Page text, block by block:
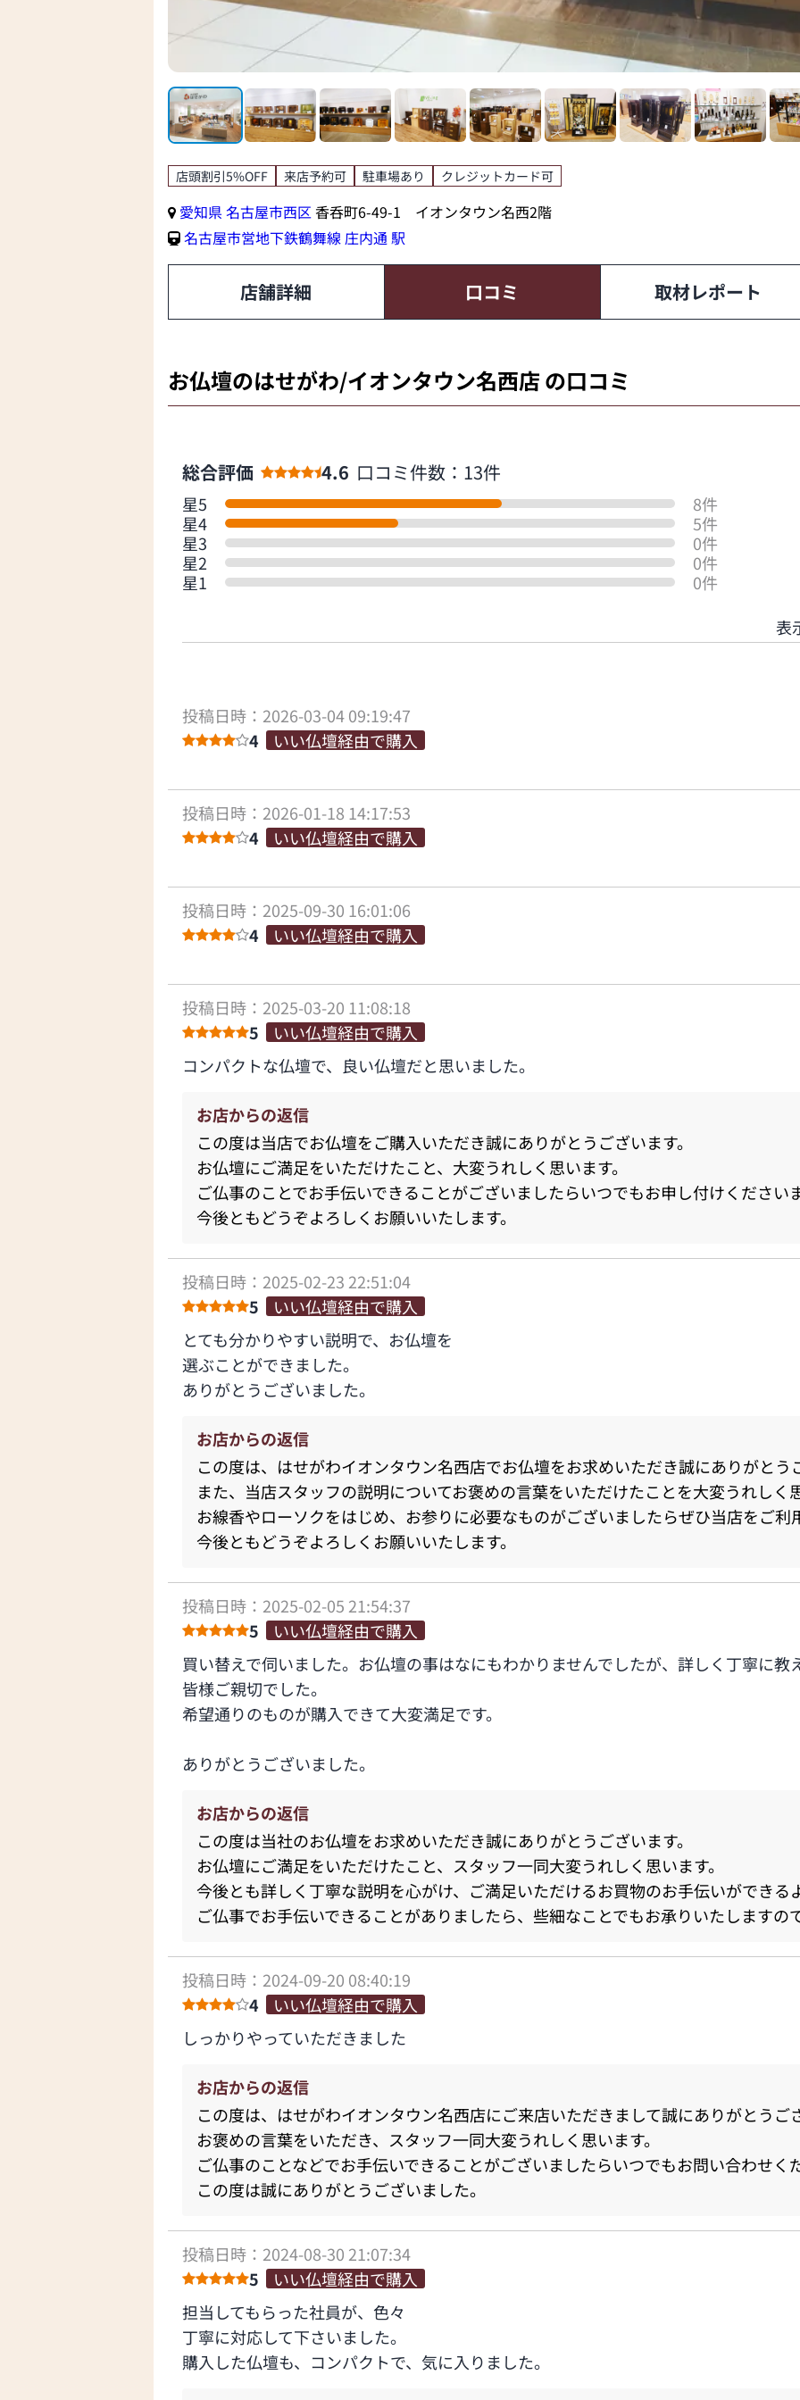
店頭割引5%OFF 来店予約可 駐車場あり クレジットカード可
愛知県名古屋市西区 香呑町6-49-1 イオンタウン名西2階
名古屋市営地下鉄鶴舞線 庄内通 駅
店舗詳細 口コミ 取材レポート
お仏壇のはせがわ/イオンタウン名西店 の口コミ
総合評価 4.6 口コミ件数：13件
星5
8件
星4
5件
星3
0件
星2
0件
星1
0件
表
投稿日時：2026-03-04 09:19:47
4
いい仏壇経由で購入
投稿日時：2026-01-18 14:17:53
4
いい仏壇経由で購入
投稿日時：2025-09-30 16:01:06
4
いい仏壇経由で購入
投稿日時：2025-03-20 11:08:18
5
いい仏壇経由で購入
コンパクトな仏壇で、良い仏壇だと思いました。
お店からの返信
この度は当店でお仏壇をご購入いただき誠にありがとうございます。
お仏壇にご満足をいただけたこと、大変うれしく思います。
ご仏事のことでお手伝いできることがございましたらいつでもお申し付けください
今後ともどうぞよろしくお願いいたします。
投稿日時：2025-02-23 22:51:04
5
いい仏壇経由で購入
とても分かりやすい説明で、お仏壇を
選ぶことができました。
ありがとうございました。
お店からの返信
この度は、はせがわイオンタウン名西店でお仏壇をお求めいただき誠にありがとう
また、当店スタッフの説明についてお褒めの言葉をいただけたことを大変うれしく
お線香やローソクをはじめ、お参りに必要なものがございましたらぜひ当店をご利
今後ともどうぞよろしくお願いいたします。
投稿日時：2025-02-05 21:54:37
5
いい仏壇経由で購入
買い替えで伺いました。お仏壇の事はなにもわかりませんでしたが、詳しく丁寧に教
皆様ご親切でした。
希望通りのものが購入できて大変満足です。
ありがとうございました。
お店からの返信
この度は当社のお仏壇をお求めいただき誠にありがとうございます。
お仏壇にご満足をいただけたこと、スタッフ一同大変うれしく思います。
今後とも詳しく丁寧な説明を心がけ、ご満足いただけるお買物のお手伝いができる
ご仏事でお手伝いできることがありましたら、些細なことでもお承りいたしますの
投稿日時：2024-09-20 08:40:19
4
いい仏壇経由で購入
しっかりやっていただきました
お店からの返信
この度は、はせがわイオンタウン名西店にご来店いただきまして誠にありがとうご
お褒めの言葉をいただき、スタッフ一同大変うれしく思います。
ご仏事のことなどでお手伝いできることがございましたらいつでもお問い合わせく
この度は誠にありがとうございました。
投稿日時：2024-08-30 21:07:34
5
いい仏壇経由で購入
担当してもらった社員が、色々
丁寧に対応して下さいました。
購入した仏壇も、コンパクトで、気に入りました。